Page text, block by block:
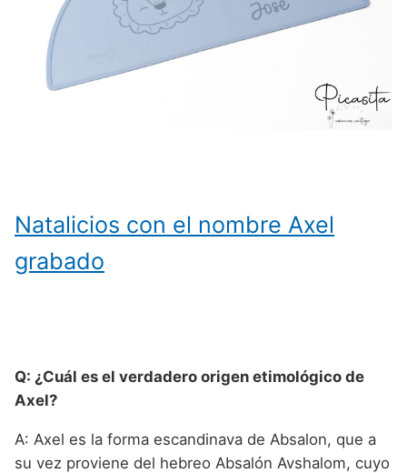
Natalicios con el nombre Axel
grabado
Q: ¿Cuál es el verdadero origen etimológico de
Axel?
A: Axel es la forma escandinava de Absalon, que a
su vez proviene del hebreo Absalón Avshalom, cuyo